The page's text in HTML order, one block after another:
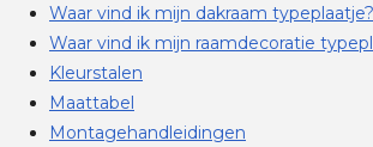
Waar vind ik mijn dakraam typeplaatje?
Waar vind ik mijn raamdecoratie
Kleurstalen
Maattabel
Montagehandleidingen